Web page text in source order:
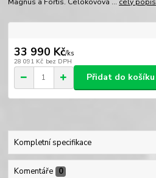
33 990 Kč/ks
28 091 Kč bez DPH
Přidat do košíku
Kompletní specifikace
Komentáře 0